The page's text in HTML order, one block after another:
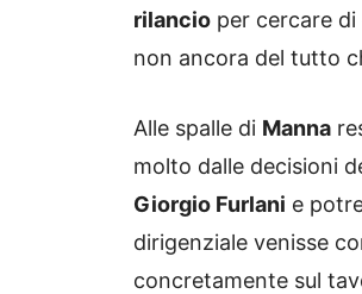
rilancio per cercare
non ancora del tutto
Alle spalle di Manna
molto dalle decisioni
Giorgio Furlani e
dirigenziale venisse
concretamente sul